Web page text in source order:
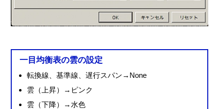
一目均衡表の雲の設定
転換線、基準線、遅行スパン→None
雲（上昇）→ピンク
雲（下降）→水色